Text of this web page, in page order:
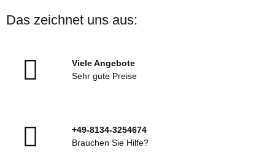
Das zeichnet uns aus:
Viele Angebote
Sehr gute Preise
+49-8134-3254674
Brauchen Sie Hilfe?